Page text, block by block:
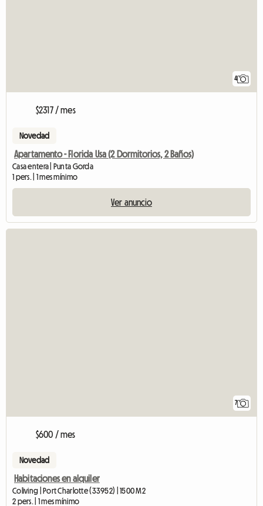
4
$2317 / mes
Novedad
Apartamento - Florida Usa (2 Dormitorios, 2 Baños)
Casa entera | Punta Gorda
1 pers. | 1 mes mínimo
Ver anuncio
7
$600 / mes
Novedad
Habitaciones en alquiler
Coliving | Port Charlotte (33952) | 1500 M2
2 pers. | 1 mes mínimo